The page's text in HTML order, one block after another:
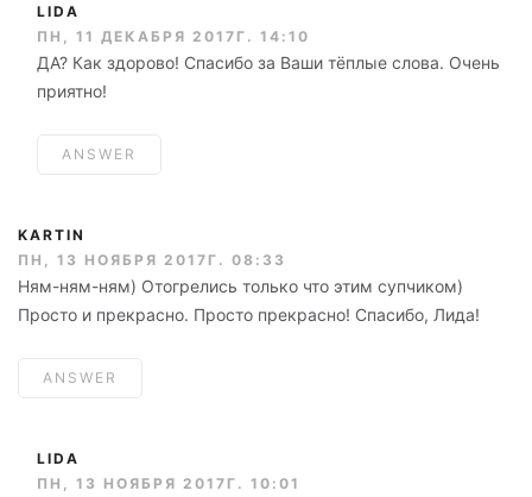
LIDA
ПН, 11 ДЕКАБРЯ 2017Г. 14:10
ДА? Как здорово! Спасибо за Ваши тёплые слова. Очень
приятно!
ANSWER
KARTIN
ПН, 13 НОЯБРЯ 2017Г. 08:33
Ням-ням-ням) Отогрелись только что этим супчиком)
Просто и прекрасно. Просто прекрасно! Спасибо, Лида!
ANSWER
LIDA
ПН, 13 НОЯБРЯ 2017Г. 10:01